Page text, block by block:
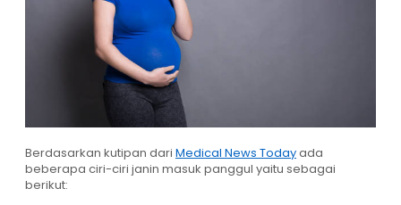
Berdasarkan kutipan dari Medical News Todayada
beberapa ciri-ciri janin masuk panggul yaitu sebagai
berikut: